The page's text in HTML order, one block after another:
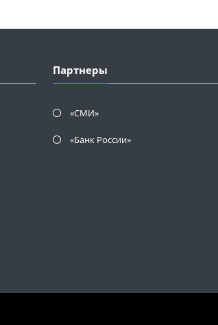
Партнеры
«СМИ»
«Банк России»